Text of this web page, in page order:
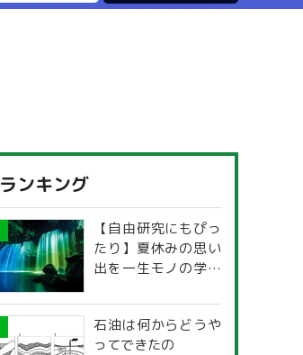
ランキング
【自由研究にもぴっ
たり】夏休みの思い
出を一生モノの学び
探究ガイド
石油は何からどうや
ってできたの